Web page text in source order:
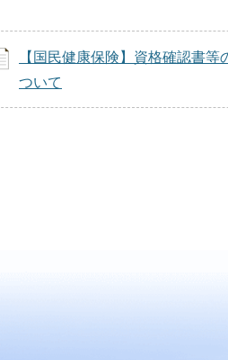
【国民健康保険】資格確認書等
ついて